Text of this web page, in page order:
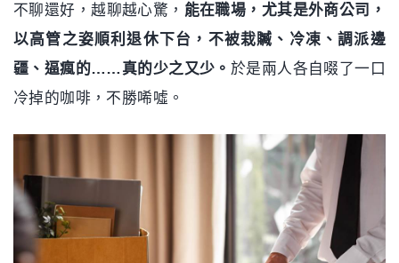
不聊還好，越聊越心驚， 能在職場，尤其是外商公司，
以高管之姿順利退休下台，不被栽贓、冷凍、調派邊
疆、逼瘋的……真的少之又少。 於是兩人各自啜了一口
冷掉的咖啡，不勝唏噓。